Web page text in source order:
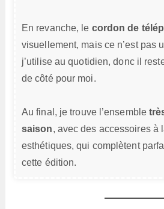
En revanche, le cordon de
visuellement, mais ce n’est pas
j’utilise au quotidien, donc il
de côté pour moi.
Au final, je trouve l’ensemble
saison, avec des accessoires à
esthétiques, qui complètent
cette édition.